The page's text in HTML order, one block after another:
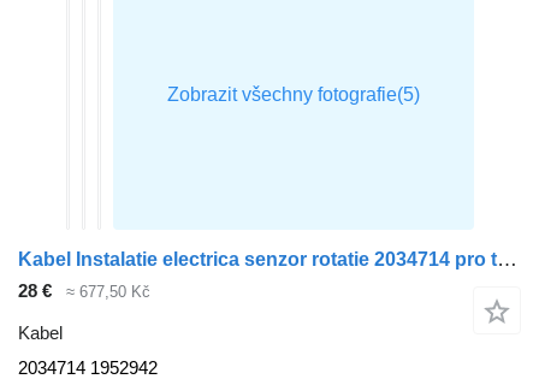
Kabel Instalatie electrica senzor rotatie 2034714 pro tahače DAF XF
28 € ≈ 677,50 Kč
Kabel
2034714 1952942